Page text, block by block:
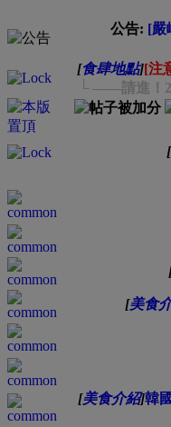
公告: [嚴
[食肆地點][注
└ ——請進！
[
[美食
[美食介紹]韓